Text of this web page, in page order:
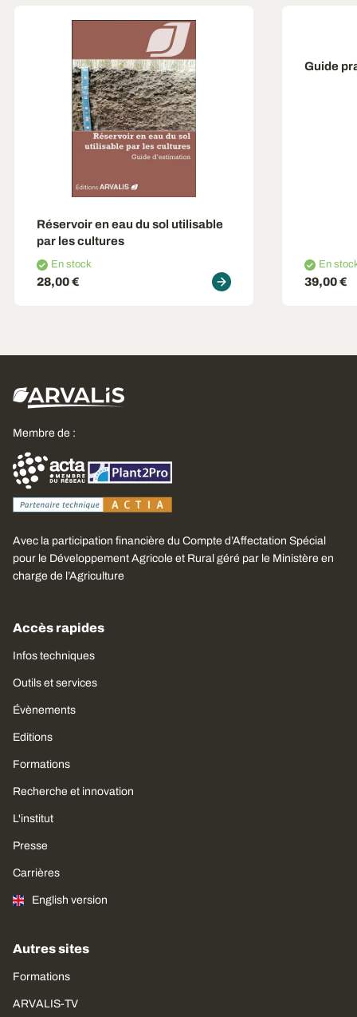
Réservoir en eau du sol utilisable
par les cultures
En stock
28,00 €
Guide
En
39,00 €
Membre de :
Avec la participation financière du Compte d’Affectation Spécial
pour le Développement Agricole et Rural géré par le Ministère en
charge de l’Agriculture
Accès rapides
Infos techniques
Outils et services
Évènements
Editions
Formations
Recherche et innovation
L'institut
Presse
Carrières
English version
Autres sites
Formations
ARVALIS-TV